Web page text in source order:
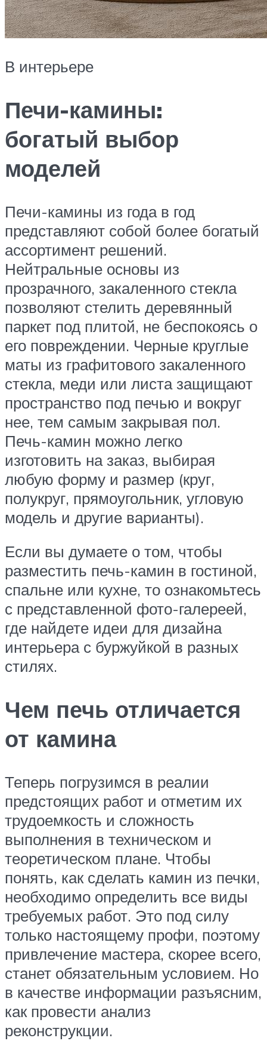
В интерьере
Печи-камины:
богатый выбор
моделей
Печи-камины из года в год
представляют собой более богатый
ассортимент решений.
Нейтральные основы из
прозрачного, закаленного стекла
позволяют стелить деревянный
паркет под плитой, не беспокоясь о
его повреждении. Черные круглые
маты из графитового закаленного
стекла, меди или листа защищают
пространство под печью и вокруг
нее, тем самым закрывая пол.
Печь-камин можно легко
изготовить на заказ, выбирая
любую форму и размер (круг,
полукруг, прямоугольник, угловую
модель и другие варианты).
Если вы думаете о том, чтобы
разместить печь-камин в гостиной,
спальне или кухне, то ознакомьтесь
с представленной фото-галереей,
где найдете идеи для дизайна
интерьера с буржуйкой в разных
стилях.
Чем печь отличается
от камина
Теперь погрузимся в реалии
предстоящих работ и отметим их
трудоемкость и сложность
выполнения в техническом и
теоретическом плане. Чтобы
понять, как сделать камин из печки,
необходимо определить все виды
требуемых работ. Это под силу
только настоящему профи, поэтому
привлечение мастера, скорее всего,
станет обязательным условием. Но
в качестве информации разъясним,
как провести анализ
реконструкции.